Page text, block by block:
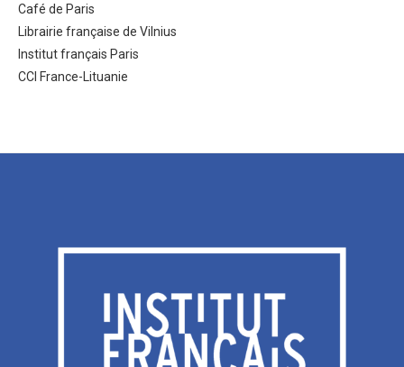
Café de Paris
Librairie française de Vilnius
Institut français Paris
CCI France-Lituanie